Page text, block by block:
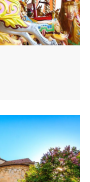
ouvre ses portes
dans un
provençal.